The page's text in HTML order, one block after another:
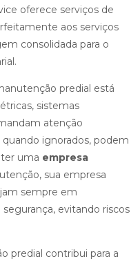
oferece serviços de
aos serviços
consolidada para o
predial está
sistemas
atenção
ignorados, podem
uma empresa
sua empresa
sempre em
evitando riscos
predial contribui para a